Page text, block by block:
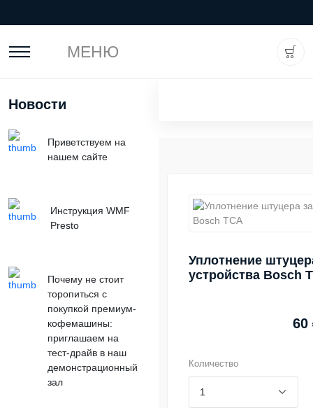
МЕНЮ
Новости
Приветствуем на
нашем сайте
Инструкция WMF
Presto
Почему не стоит
торопиться с
покупкой премиум-
кофемашины:
приглашаем на
тест-драйв в наш
демонстрационный
зал
Уплотнение
устройства Bosch
60
Количество